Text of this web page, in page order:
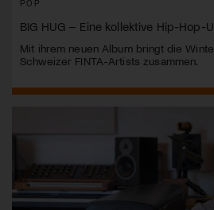
POP
BIG HUG – Eine kollektive Hip-Hop-
Mit ihrem neuen Album bringt die
Schweizer FINTA-Artists zusammen.